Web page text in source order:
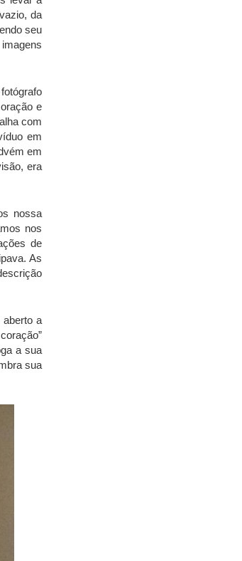
da
seu
e
com
em
em
era
nossa
nos
de
As
a
a sua
sua